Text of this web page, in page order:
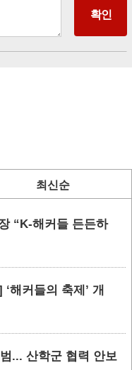
최신순
“K-해커들 든든하
해커들의 축제’ 개
... 산학군 협력 안보